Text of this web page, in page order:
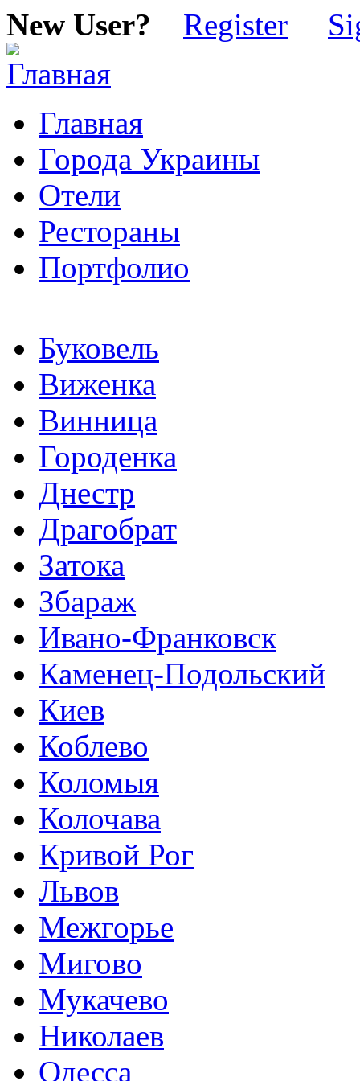
New User? Register
Главная
Города Украины
Отели
Рестораны
Портфолио
Буковель
Виженка
Винница
Городенка
Днестр
Драгобрат
Затока
Збараж
Ивано-Франковск
Каменец-Подольский
Киев
Коблево
Коломыя
Колочава
Кривой Рог
Львов
Межгорье
Мигово
Мукачево
Николаев
Одесса